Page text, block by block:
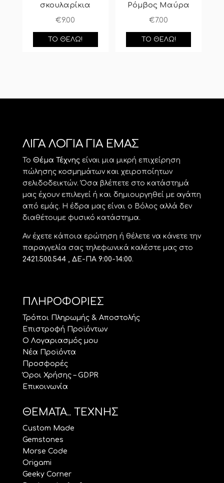
σκουλαρίκια
€9.00
ΤΟ ΘΈΛΩ!
Ρόμβος Μαύρα
€7.00
ΤΟ ΘΈΛΩ!
ΛΙΓΑ ΛΟΓΙΑ ΓΙΑ ΕΜΑΣ
Το Θέμα Τέχνηςείναι μια μικρή επιχείρηση
πώλησης κοσμημάτων και χειροποίητων
σελιδοδεικτών. Όσα βλέπετε στο κατάστημά
μας έχουν επιλεγεί ή και δημιουργηθεί με αγάπη
από εμάς. Η έδρα μας είναι ο Βόλος αλλά δεν
διαθέτουμε φυσικό κατάστημα.
Αν έχετε κάποια ερώτηση ή θέλετε να κάνετε την
παραγγελία σας τηλεφωνικά καλέστε μας στο
2421.500.544 , ΔΕ-ΠΑ 9:00-14:00.
ΠΛΗΡΟΦΟΡΙΕΣ
Τρόποι Πληρωμής & Αποστολής
Επιστροφή Προϊόντων
Ο Λογαριασμός μου
Νέα Προϊόντα
Προσφορές
Όροι Χρήσης – GDPR
Επικοινωνία
ΘΕΜΑΤΑ.. ΤΕΧΝΗΣ
Custom Made
Gemstones
Morse Code
Origami
Geeky Corner